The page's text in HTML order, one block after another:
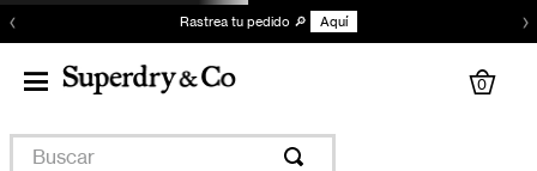
‹ Rastrea tu pedido 🔎 Aquí ›
0
Buscar